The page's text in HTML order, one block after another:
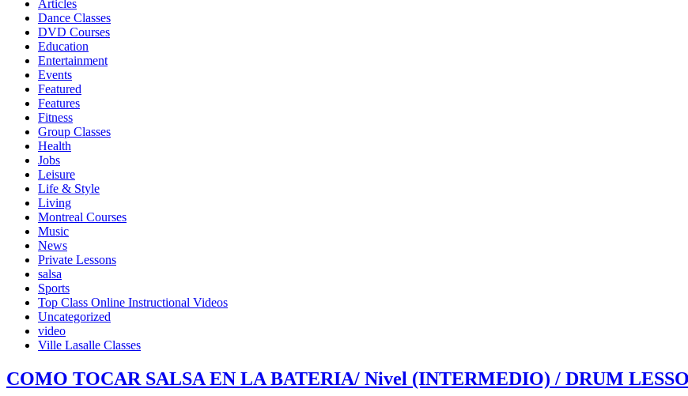
Articles
Dance Classes
DVD Courses
Education
Entertainment
Events
Featured
Features
Fitness
Group Classes
Health
Jobs
Leisure
Life & Style
Living
Montreal Courses
Music
News
Private Lessons
salsa
Sports
Top Class Online Instructional Videos
Uncategorized
video
Ville Lasalle Classes
COMO TOCAR SALSA EN LA BATERIA/ Nivel (INTERMEDIO) / DRUM